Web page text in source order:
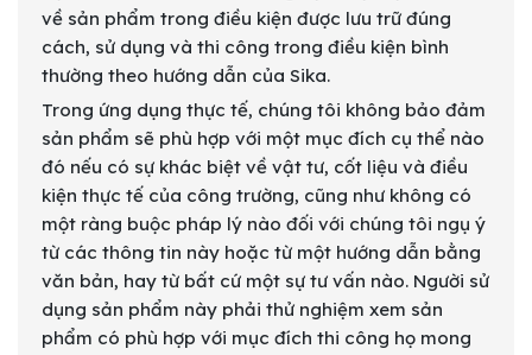
về sản phẩm trong điều kiện được lưu trữ đúng
cách, sử dụng và thi công trong điều kiện bình
thường theo hướng dẫn của Sika.
Trong ứng dụng thực tế, chúng tôi không bảo đảm
sản phẩm sẽ phù hợp với một mục đích cụ thể nào
đó nếu có sự khác biệt về vật tư, cốt liệu và điều
kiện thực tế của công trường, cũng như không có
một ràng buộc pháp lý nào đối với chúng tôi ngụ ý
từ các thông tin này hoặc từ một hướng dẫn bằng
văn bản, hay từ bất cứ một sự tư vấn nào. Người sử
dụng sản phẩm này phải thử nghiệm xem sản
phẩm có phù hợp với mục đích thi công họ mong